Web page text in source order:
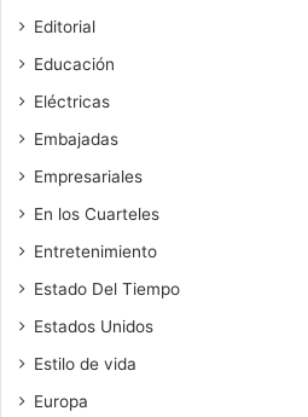
Editorial
Educación
Eléctricas
Embajadas
Empresariales
En los Cuarteles
Entretenimiento
Estado Del Tiempo
Estados Unidos
Estilo de vida
Europa